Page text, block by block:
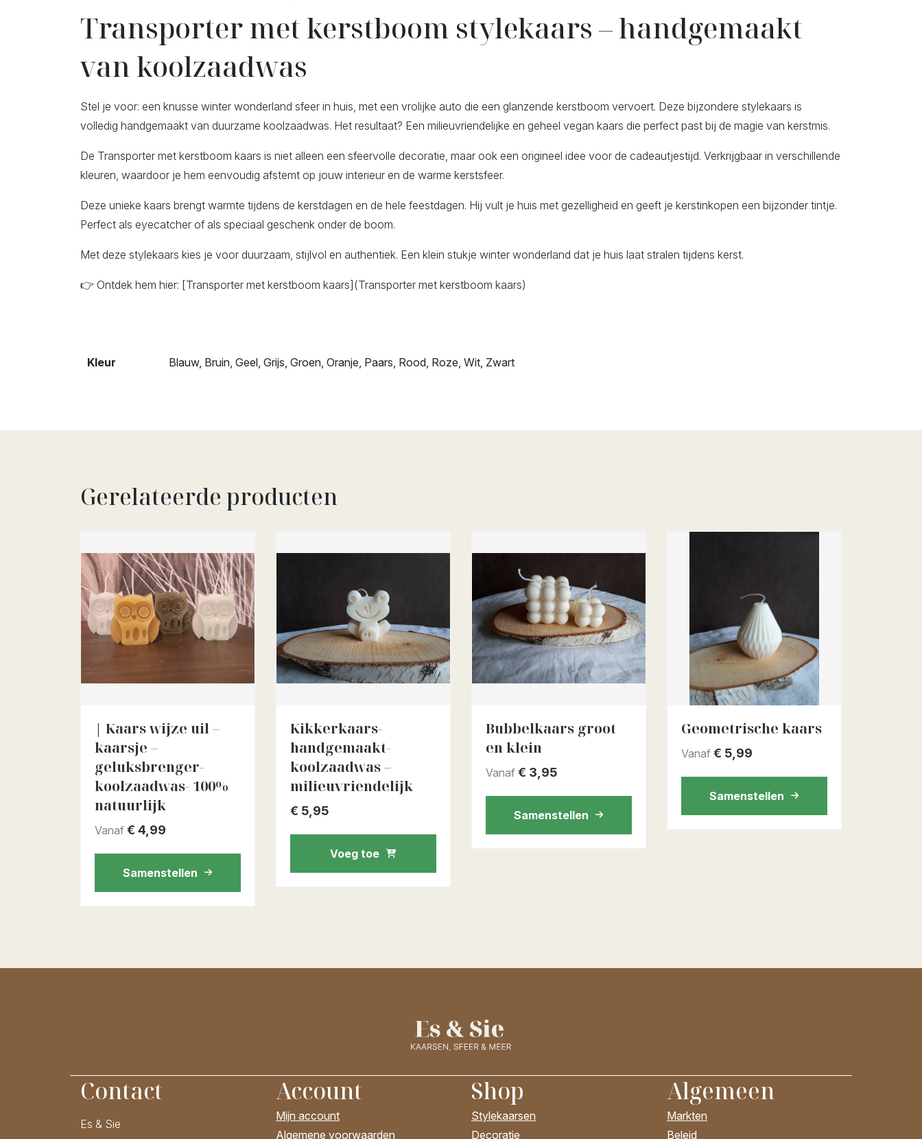
Transporter met kerstboom stylekaars – handgemaakt
van koolzaadwas
Stel je voor: een knusse winter wonderland sfeer in huis, met een vrolijke auto die een glanzende kerstboom vervoert. Deze bijzondere stylekaars is
volledig handgemaakt van duurzame koolzaadwas. Het resultaat? Een milieuvriendelijke en geheel vegan kaars die perfect past bij de magie van kerstmis.
De Transporter met kerstboom kaars is niet alleen een sfeervolle decoratie, maar ook een origineel idee voor de cadeautjestijd. Verkrijgbaar in verschillende
kleuren, waardoor je hem eenvoudig afstemt op jouw interieur en de warme kerstsfeer.
Deze unieke kaars brengt warmte tijdens de kerstdagen en de hele feestdagen. Hij vult je huis met gezelligheid en geeft je kerstinkopen een bijzonder tintje.
Perfect als eyecatcher of als speciaal geschenk onder de boom.
Met deze stylekaars kies je voor duurzaam, stijlvol en authentiek. Een klein stukje winter wonderland dat je huis laat stralen tijdens kerst.
👉 Ontdek hem hier: [Transporter met kerstboom kaars](Transporter met kerstboom kaars)
Kleur Blauw, Bruin, Geel, Grijs, Groen, Oranje, Paars, Rood, Roze, Wit, Zwart
Gerelateerde producten
| Kaars wijze uil –
kaarsje –
geluksbrenger-
koolzaadwas- 100%
natuurlijk
Vanaf € 4,99
Samenstellen
Kikkerkaars-
handgemaakt-
koolzaadwas –
milieuvriendelijk
€ 5,95
Voeg toe
Bubbelkaars groot
en klein
Vanaf € 3,95
Samenstellen
Geometrische kaars
Vanaf € 5,99
Samenstellen
Contact
Es & Sie
Account
Mijn account
Algemene voorwaarden
Shop
Stylekaarsen
Decoratie
Algemeen
Markten
Beleid